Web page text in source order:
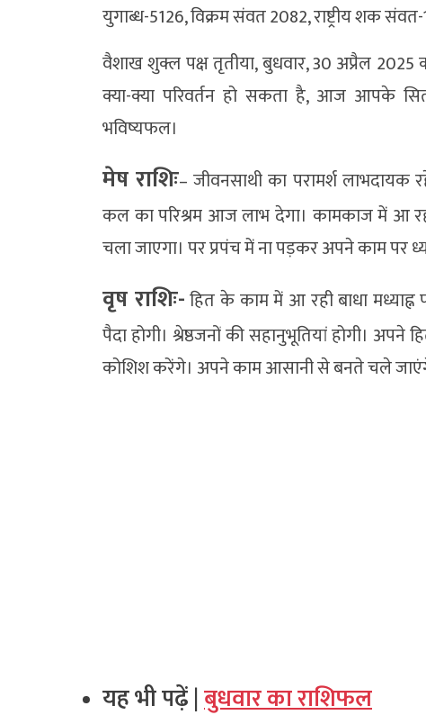
युगाब्ध-5126, विक्रम संवत 2082, राष्ट्रीय शक
वैशाख शुक्ल पक्ष तृतीया, बुधवार, 30 अप्रैल
क्या-क्या परिवर्तन हो सकता है, आज आपके
भविष्यफल।
मेष राशिः– जीवनसाथी का परामर्श लाभदायक
कल का परिश्रम आज लाभ देगा। कामकाज में आ
चला जाएगा। पर प्रपंच में ना पड़कर अपने काम पर
वृष राशिः-हित के काम में आ रही बाधा मध्याह्न
पैदा होगी। श्रेष्ठजनों की सहानुभूतियां होगी।
कोशिश करेंगे। अपने काम आसानी से बनते चले
यह भी पढ़ें |बुधवार का राशिफल